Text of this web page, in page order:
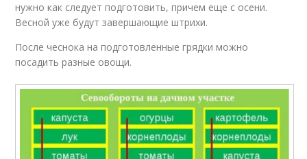
нужно как следует подготовить, причем еще с осени.
Весной уже будут завершающие штрихи.
После чеснока на подготовленные грядки можно
посадить разные овощи.